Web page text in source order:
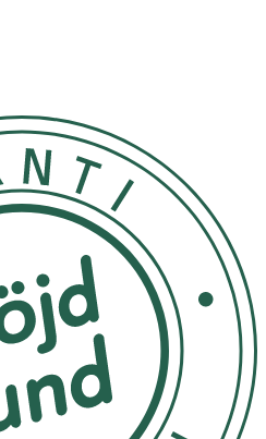
Triglyceride, Cetearyl
Parkii (Shea) Butter,
(Beeswax), Albizia
Steareth-21,
Levulinic Acid, Steareth-2,
77491 (Iron Oxides), Parfum
P-Anisic Acid, Caprylyl
Maltodextrin,
Seed Oil, Sodium
Gum-1, Ci 77492
Oxides), Sodium Benzoate,